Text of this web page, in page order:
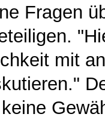
Fragen
mit